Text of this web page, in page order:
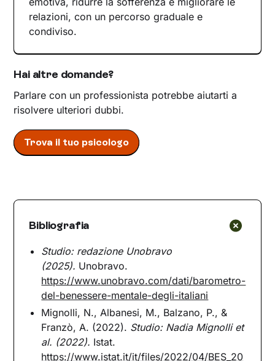
relazioni, con un percorso graduale e
condiviso.
Hai altre domande?
Parlare con un professionista potrebbe aiutarti a
risolvere ulteriori dubbi.
Trova il tuo psicologo
Bibliografia
Studio: redazione Unobravo
(2025). Unobravo.
https://www.unobravo.com/dati/barometro-
del-benessere-mentale-degli-italiani
Mignolli, N., Albanesi, M., Balzano, P., &
Franzò, A. (2022). Studio: Nadia Mignolli et
al. (2022). Istat.
https://www.istat.it/it/files/2022/04/BES_20